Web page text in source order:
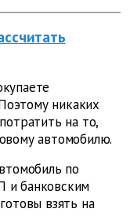
никаких
на то,
автомобилю.
по
банковским
взять на